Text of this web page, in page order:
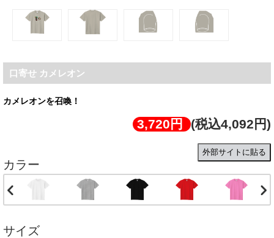
口寄せ カメレオン
カメレオンを召喚！
3,720円 (税込4,092円)
外部サイトに貼る
カラー
サイズ